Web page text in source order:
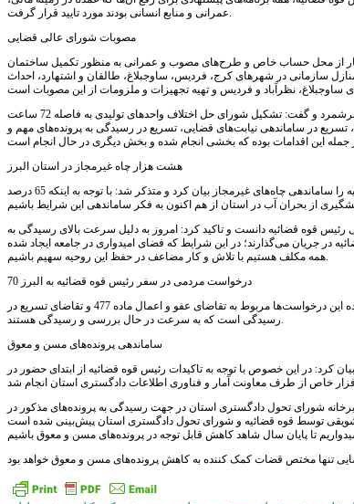
عمرانی و منابع انسانی بودند مورد تایید قرار گرفت.
مصوبات شورای عالی قضایی
از مصوبات اشاره و تشریح کرد: جذب 41 قاضی، 80 کارمند، تخصیص اعتبار از محل حساب خاص و طرح‌های مصوب و عمرانی به منظور تکمیل ساختمان
سازمانی در شهرهای کرج، فردیس، ساوجبلاغ، طالقان و اشتهارد، احداث
وی در ادامه بخش دیگری از اقدامات دادگستری استان که پیرو سفر رئیس قوه قضائیه و دستورات آیت الله رئیسی انجام شد را برشمرد و گفت: تشکیل شورای حل اختلاف واحدهای تولیدی به فاصله 72 ساعت
در ساماندهی نیابت‌های قضایی، تسریع در رسیدگی به پرونده‌های مهم و
هشت هزار چاه غیرمجاز در استان البرز
رئیس کل دادگستری استان البرز با اشاره به وجود بیش از هشت هزار چاه غیرمجاز در استان، یکی از تاکیدات رئیس قوه قضائیه را ساماندهی چاه‌های غیرمجاز بیان کرد و متذکر شد: با توجه به اینکه 65 درصد
قوه قضائیه دانست و تاکید کرد: امروز به دلیل سرعت بالای رسیدگی به
در جریان می‌گذارند؛ در این شرایط که فضای امیدواری در جامعه ایجاد شده
همه مکلف هستیم با تلاش و کار مضاعف در حفظ این روحیه سهیم باشیم.
70 درخواست مردمی در سفر رئیس قوه قضائیه به البرز
وی با اشاره به ارجاع بیش از 700 درخواست مردمی که در سفر رئیس قوه قضائیه به استان البرز وصول شده گفت: بخش عمده این درخواست‌ها مربوط به تقاضای عفو و اعمال ماده 477 و تقاضای تسریع در
رسیدگی‌ است که به سرعت در حال بررسی و رسیدگی هستند.
ساماندهی پرونده‌های مسن و معوق
کرد: در این خصوص با توجه به تاکیدات رئیس قوه قضائیه از ابتدای حضور در
شورای تحول دادگستری استان در جهت رسیدگی به پرونده‌های مذکور در
توسط قوه قضائیه و شورای تحول دادگستری استان پیش‌بینی شده است
تا پایان سال شاهد کاهش قابل توجه در پرو